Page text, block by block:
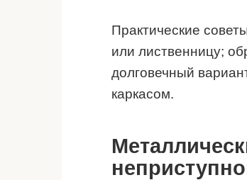
Практические
или лиственницу;
долговечный
каркасом.